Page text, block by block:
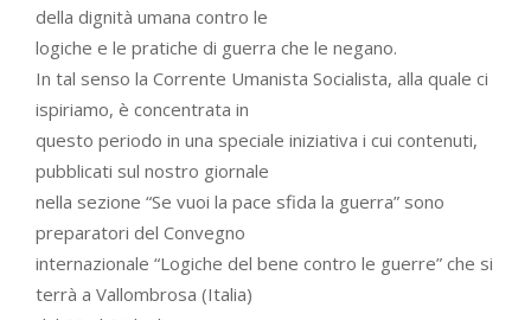
della dignità umana contro le
logiche e le pratiche di guerra che le negano.
In tal senso la Corrente Umanista Socialista, alla quale ci
ispiriamo, è concentrata in
questo periodo in una speciale iniziativa i cui contenuti,
pubblicati sul nostro giornale
nella sezione “Se vuoi la pace sfida la guerra” sono
preparatori del Convegno
internazionale “Logiche del bene contro le guerre” che si
terrà a Vallombrosa (Italia)